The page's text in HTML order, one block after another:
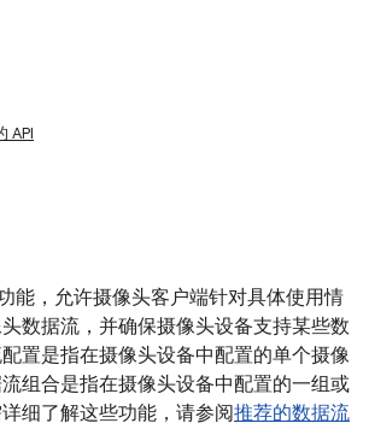
API
能，允许摄像头客户端针对具体使用情
数据流，并确保摄像头设备支持某些数
置是指在摄像头设备中配置的单个摄像
组合是指在摄像头设备中配置的一组或
细了解这些功能，请参阅推荐的数据流